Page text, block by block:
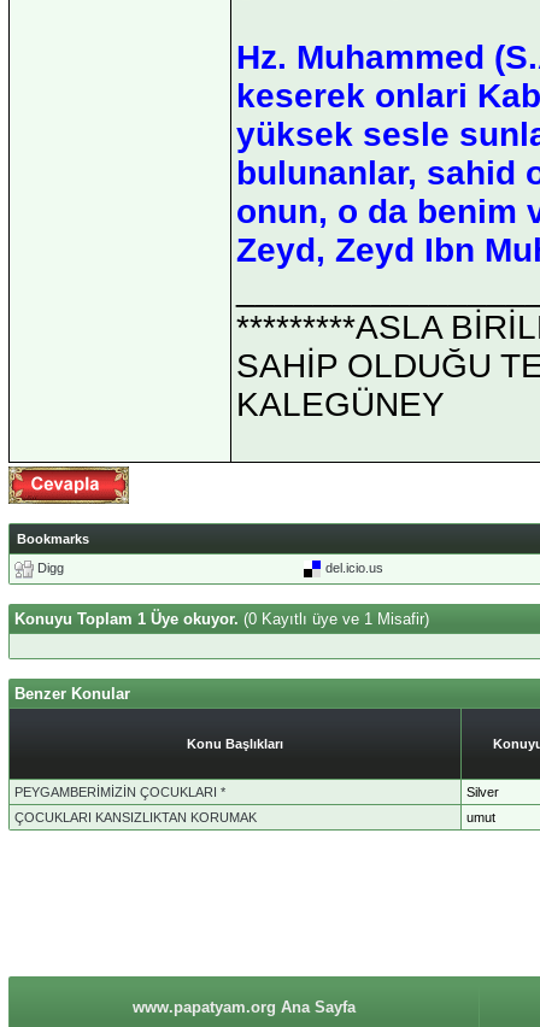
Hz. Muhammed
keserek onlari
yüksek sesle
bulunanlar, sahid
onun, o da benim
Zeyd, Zeyd Ibn
*********ASLA
SAHİP OLDUĞU
KALEGÜNEY
Bookmarks
Digg
del.icio.us
Konuyu Toplam 1 Üye okuyor. (0 Kayıtlı üye ve 1 Misafir)
Benzer Konular
Konu Başlıkları
PEYGAMBERİMİZİN ÇOCUKLARI *
Silver
ÇOCUKLARI KANSIZLIKTAN KORUMAK
umut
www.papatyam.org Ana Sayfa